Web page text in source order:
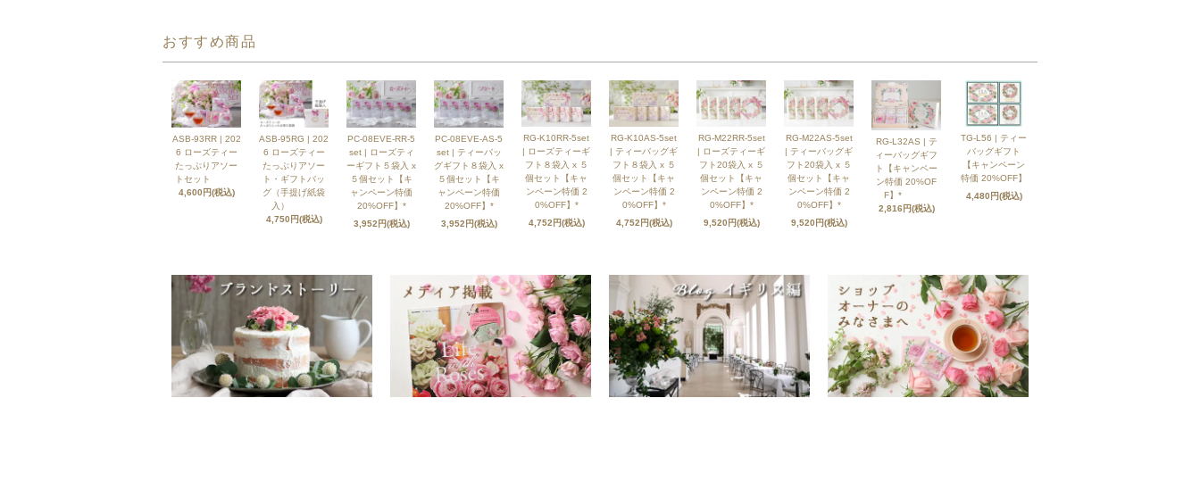
おすすめ商品
ASB-93RR | 202
6 ローズティー
たっぷりアソー
トセット
4,600円(税込)
ASB-95RG | 202
6 ローズティー
たっぷりアソー
ト・ギフトバッ
グ（手提げ紙袋
入）
4,750円(税込)
PC-08EVE-RR-5
set | ローズティ
ーギフト５袋入 x
５個セット【キ
ャンペーン特価
20%OFF】*
3,952円(税込)
PC-08EVE-AS-5
set | ティーバッ
グギフト８袋入 x
５個セット【キ
ャンペーン特価
20%OFF】*
3,952円(税込)
RG-K10RR-5set
| ローズティーギ
フト８袋入 x ５
個セット【キャ
ンペーン特価 2
0%OFF】*
4,752円(税込)
RG-K10AS-5set
| ティーバッグギ
フト８袋入 x ５
個セット【キャ
ンペーン特価 2
0%OFF】*
4,752円(税込)
RG-M22RR-5set
| ローズティーギ
フト20袋入 x ５
個セット【キャ
ンペーン特価 2
0%OFF】*
9,520円(税込)
RG-M22AS-5set
| ティーバッグギ
フト20袋入 x ５
個セット【キャ
ンペーン特価 2
0%OFF】*
9,520円(税込)
RG-L32AS | テ
ィーバッグギフ
ト【キャンペー
ン特価 20%OF
F】*
2,816円(税込)
TG-L56 | ティー
バッグギフト
【キャンペーン
特価 20%OFF】
4,480円(税込)